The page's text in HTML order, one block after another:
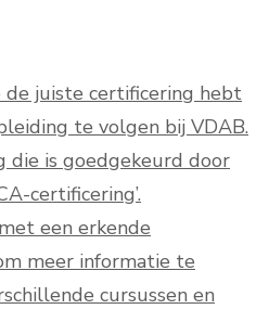
juiste certificering hebt
te volgen bij VDAB.
die is goedgekeurd door
certificering’.
een erkende
meer informatie te
cursussen en